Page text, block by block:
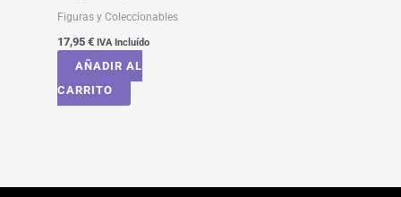
Figuras y Coleccionables
17,95 € IVA Incluído
AÑADIR AL
CARRITO